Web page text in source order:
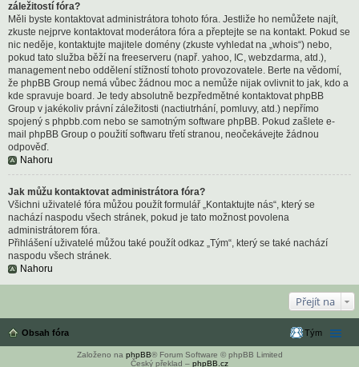
záležitostí fóra?
Měli byste kontaktovat administrátora tohoto fóra. Jestliže ho nemůžete najít,
zkuste nejprve kontaktovat moderátora fóra a přeptejte se na kontakt. Pokud se
nic neděje, kontaktujte majitele domény (zkuste vyhledat na „whois“) nebo,
pokud tato služba běží na freeserveru (např. yahoo, IC, webzdarma, atd.),
management nebo oddělení stížností tohoto provozovatele. Berte na vědomí,
že phpBB Group nemá vůbec žádnou moc a nemůže nijak ovlivnit to jak, kdo a
kde spravuje board. Je tedy absolutně bezpředmětné kontaktovat phpBB
Group v jakékoliv právní záležitosti (nactiutrhání, pomluvy, atd.) nepřímo
spojený s phpbb.com nebo se samotným software phpBB. Pokud zašlete e-
mail phpBB Group o použití softwaru třetí stranou, neočekávejte žádnou
odpověď.
Nahoru
Jak můžu kontaktovat administrátora fóra?
Všichni uživatelé fóra můžou použít formulář „Kontaktujte nás“, který se
nachází naspodu všech stránek, pokud je tato možnost povolena
administrátorem fóra.
Přihlášení uživatelé můžou také použít odkaz „Tým“, který se také nachází
naspodu všech stránek.
Nahoru
Přejít na
Obsah fóra Tým
Založeno na phpBB® Forum Software © phpBB Limited
Český překlad – phpBB.cz